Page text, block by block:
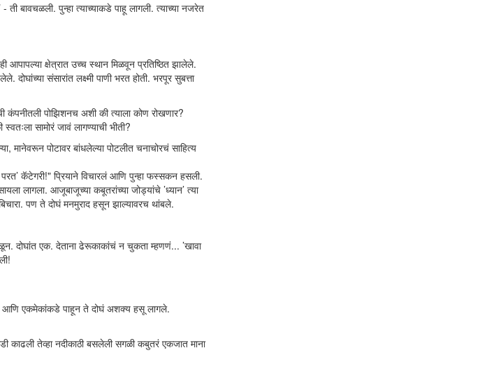
बावचळली. पुन्हा त्याच्याकडे पाहू लागली. त्याच्या नजरेत
क्षेत्रात उच्च स्थान मिळवून प्रतिष्ठित झालेले.
संसारांत लक्ष्मी पाणी भरत होती. भरपूर सुबत्ता
कंपनीतली पोझिशनच अशी की त्याला कोण रोखणार?
सामोरं जावं लागण्याची भीती?
मानेवरून पोटावर बांधलेल्या पोटलीत चनाचोरचं साहित्य
कॅटेगरी!" प्रियाने विचारलं आणि पुन्हा फस्सकन हसली.
लागला. आजूबाजूच्या कबूतरांच्या जोड्यांचे ’ध्यान’ त्या
पण ते दोघं मनमुराद हसून झाल्यावरच थांबले.
दोघांत एक. देताना ढेरूकाकांचं न चुकता म्हणणं... ’खावा
आणि एकमेकांकडे पाहून ते दोघं अशक्य हसू लागले.
काढली तेव्हा नदीकाठी बसलेली सगळी कबुतरं एकजात माना